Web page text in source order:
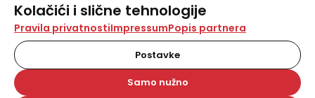
Kolačići i slične tehnologije
Na našoj web stranici koristimo kolačiće i slične
tehnologije za pohranu, čitanje i obradu informacija na
vašem uređaju. Time poboljšavamo korisničko iskustvo,
analiziramo promet na stranici te prikazujemo sadržaje i
oglase koji vas zanimaju. Korisnički profili mogu se kreirati
na više web stranica i uređaja u tu svrhu. Naši partneri
Pravila privatnostiImpressumPopis partnera
Postavke
Samo nužno
Telefaks: 01/4612-553
info@informator.hr
PRATITE NAS: